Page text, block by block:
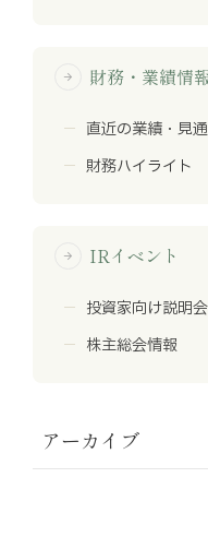
arrow_forward 財務・業績情
直近の業績・見
財務ハイライト
arrow_forward IRイベント
投資家向け説明会
株主総会情報
アーカイブ